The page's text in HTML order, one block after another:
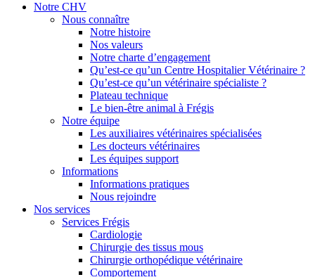
Notre CHV
Nous connaître
Notre histoire
Nos valeurs
Notre charte d’engagement
Qu’est-ce qu’un Centre Hospitalier Vétérinaire ?
Qu’est-ce qu’un vétérinaire spécialiste ?
Plateau technique
Le bien-être animal à Frégis
Notre équipe
Les auxiliaires vétérinaires spécialisées
Les docteurs vétérinaires
Les équipes support
Informations
Informations pratiques
Nous rejoindre
Nos services
Services Frégis
Cardiologie
Chirurgie des tissus mous
Chirurgie orthopédique vétérinaire
Comportement